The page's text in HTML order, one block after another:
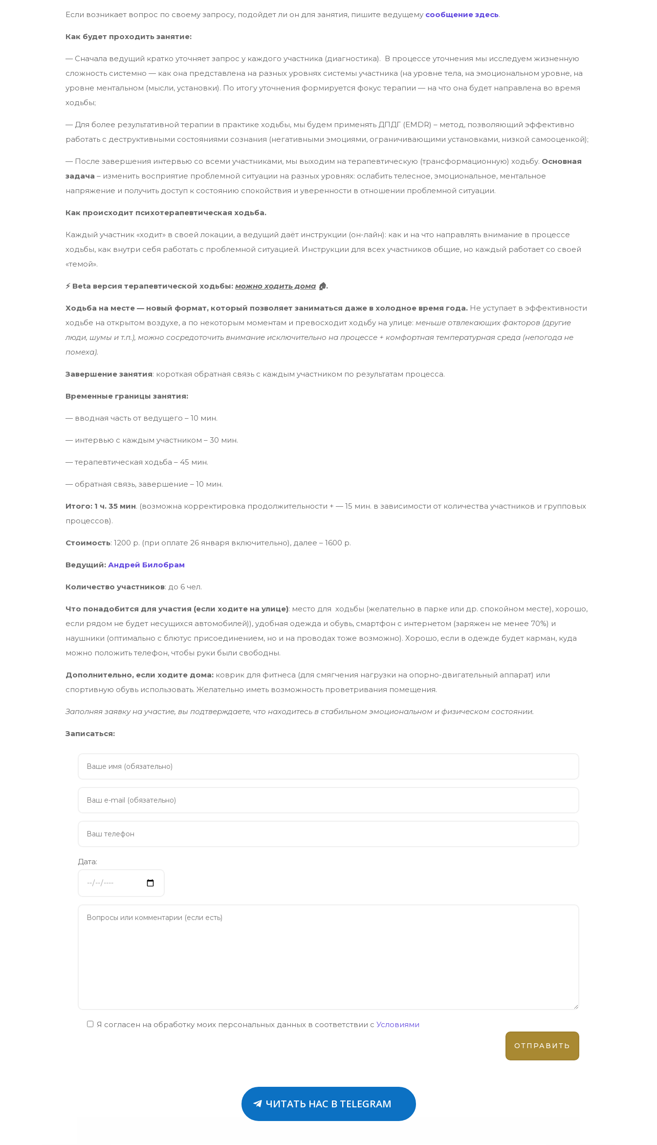
Если возникает вопрос по своему запросу, подойдет ли он для занятия, пишите ведущему сообщение здесь.
Как будет проходить занятие:
— Сначала ведущий кратко уточняет запрос у каждого участника (диагностика). В процессе уточнения мы исследуем жизненную
сложность системно — как она представлена на разных уровнях системы участника (на уровне тела, на эмоциональном уровне, на
уровне ментальном (мысли, установки). По итогу уточнения формируется фокус терапии — на что она будет направлена во время
ходьбы;
— Для более результативной терапии в практике ходьбы, мы будем применять ДПДГ (EMDR) – метод, позволяющий эффективно
работать с деструктивными состояниями сознания (негативными эмоциями, ограничивающими установками, низкой самооценкой);
— После завершения интервью со всеми участниками, мы выходим на терапевтическую (трансформационную) ходьбу. Основная
задача – изменить восприятие проблемной ситуации на разных уровнях: ослабить телесное, эмоциональное, ментальное
напряжение и получить доступ к состоянию спокойствия и уверенности в отношении проблемной ситуации.
Как происходит психотерапевтическая ходьба.
Каждый участник «ходит» в своей локации, а ведущий даёт инструкции (он-лайн): как и на что направлять внимание в процессе
ходьбы, как внутри себя работать с проблемной ситуацией. Инструкции для всех участников общие, но каждый работает со своей
«темой».
⚡️ Beta версия терапевтической ходьбы:можно ходить дома 🏠.
Ходьба на месте — новый формат, который позволяет заниматься даже в холодное время года. Не уступает в эффективности
ходьбе на открытом воздухе, а по некоторым моментам и превосходит ходьбу на улице: меньше отвлекающих факторов (другие
люди, шумы и т.п.), можно сосредоточить внимание исключительно на процессе + комфортная температурная среда (непогода не
помеха).
Завершение занятия: короткая обратная связь с каждым участником по результатам процесса.
Временные границы занятия:
— вводная часть от ведущего – 10 мин.
— интервью с каждым участником – 30 мин.
— терапевтическая ходьба – 45 мин.
— обратная связь, завершение – 10 мин.
Итого: 1 ч. 35 мин. (возможна корректировка продолжительности + — 15 мин. в зависимости от количества участников и групповых
процессов).
Стоимость: 1200 р. (при оплате 26 января включительно), далее – 1600 р.
Ведущий:Андрей Билобрам
Количество участников: до 6 чел.
Что понадобится для участия (если ходите на улице): место для ходьбы (желательно в парке или др. спокойном месте), хорошо,
если рядом не будет несущихся автомобилей)), удобная одежда и обувь, смартфон с интернетом (заряжен не менее 70%) и
наушники (оптимально с блютус присоединением, но и на проводах тоже возможно). Хорошо, если в одежде будет карман, куда
можно положить телефон, чтобы руки были свободны.
Дополнительно, если ходите дома: коврик для фитнеса (для смягчения нагрузки на опорно-двигательный аппарат) или
спортивную обувь использовать. Желательно иметь возможность проветривания помещения.
Заполняя заявку на участие, вы подтверждаете, что находитесь в стабильном эмоциональном и физическом состоянии.
Записаться:
Дата:
Я согласен на обработку моих персональных данных в соответствии сУсловиями
ЧИТАТЬ НАС В TELEGRAM